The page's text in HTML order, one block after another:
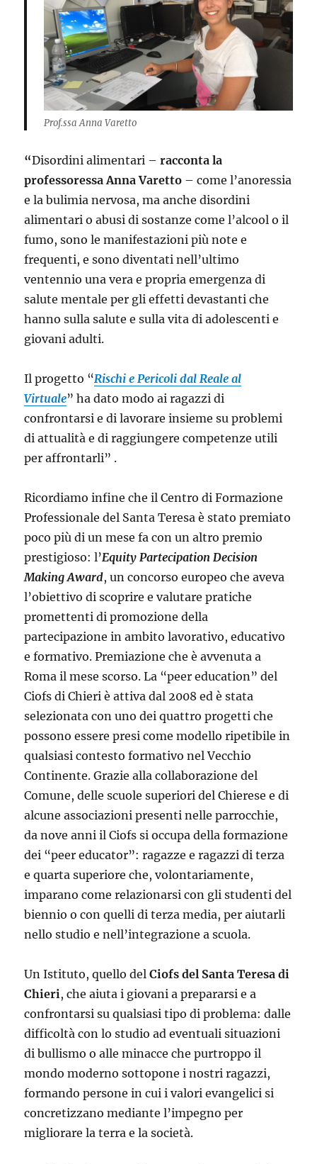
Prof.ssa Anna Varetto
“Disordini alimentari –racconta la
professoressa Anna Varetto – come l’anoressia
e la bulimia nervosa, ma anche disordini
alimentari o abusi di sostanze come l’alcool o il
fumo, sono le manifestazioni più note e
frequenti, e sono diventati nell’ultimo
ventennio una vera e propria emergenza di
salute mentale per gli effetti devastanti che
hanno sulla salute e sulla vita di adolescenti e
giovani adulti.
Il progetto “Rischi e Pericoli dal Reale al
Virtuale” ha dato modo ai ragazzi di
confrontarsi e di lavorare insieme su problemi
di attualità e di raggiungere competenze utili
per affrontarli” .
Ricordiamo infine che il Centro di Formazione
Professionale del Santa Teresa è stato premiato
poco più di un mese fa con un altro premio
prestigioso: l’Equity Partecipation Decision
Making Award, un concorso europeo che aveva
l’obiettivo di scoprire e valutare pratiche
promettenti di promozione della
partecipazione in ambito lavorativo, educativo
e formativo. Premiazione che è avvenuta a
Roma il mese scorso. La “peer education” del
Ciofs di Chieri è attiva dal 2008 ed è stata
selezionata con uno dei quattro progetti che
possono essere presi come modello ripetibile in
qualsiasi contesto formativo nel Vecchio
Continente. Grazie alla collaborazione del
Comune, delle scuole superiori del Chierese e di
alcune associazioni presenti nelle parrocchie,
da nove anni il Ciofs si occupa della formazione
dei “peer educator”: ragazze e ragazzi di terza
e quarta superiore che, volontariamente,
imparano come relazionarsi con gli studenti del
biennio o con quelli di terza media, per aiutarli
nello studio e nell’integrazione a scuola.
Un Istituto, quello delCiofs del Santa Teresa di
Chieri, che aiuta i giovani a prepararsi e a
confrontarsi su qualsiasi tipo di problema: dalle
difficoltà con lo studio ad eventuali situazioni
di bullismo o alle minacce che purtroppo il
mondo moderno sottopone i nostri ragazzi,
formando persone in cui i valori evangelici si
concretizzano mediante l’impegno per
migliorare la terra e la società.